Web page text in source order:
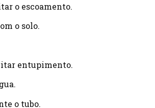
o escoamento.
o solo.
entupimento.
o tubo.